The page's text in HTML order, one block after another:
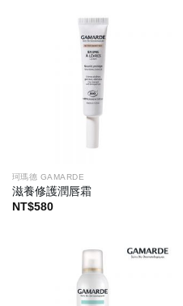
珂瑪德 GAMARDE
滋養修護潤唇霜
NT$580